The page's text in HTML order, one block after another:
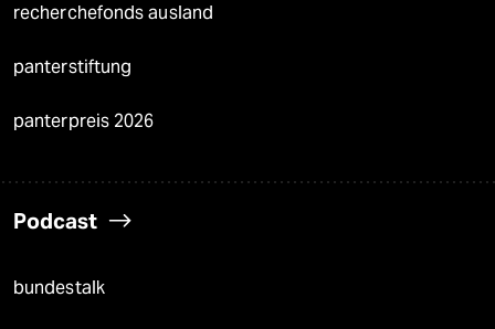
recherchefonds ausland
panterstiftung
panterpreis 2026
Podcast
bundestalk